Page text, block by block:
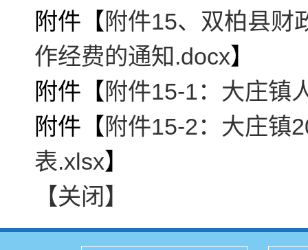
附件【 附件15、双柏县财
作经费的通知.docx】
附件【 附件15-1：大庄镇
附件【 附件15-2：大庄镇
表.xlsx】
【关闭】